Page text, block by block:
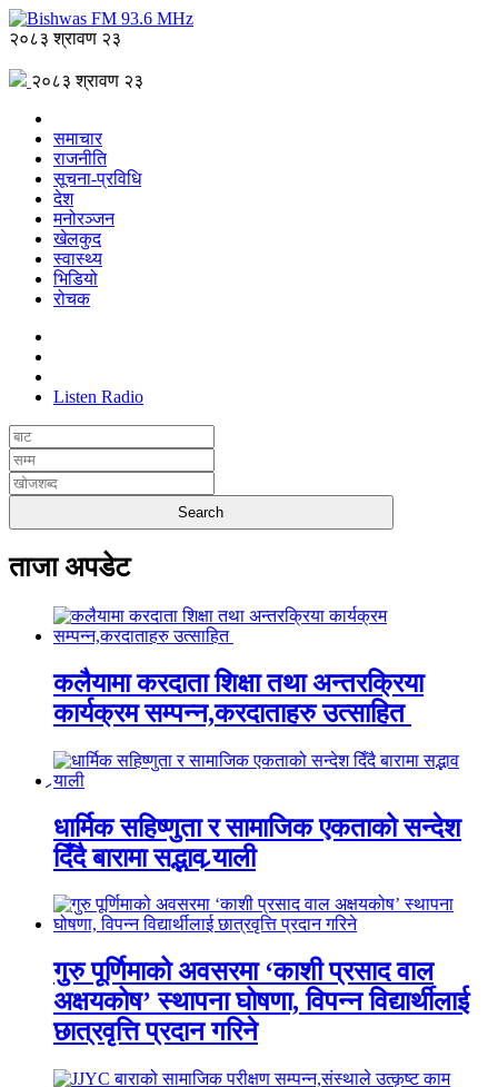
२०८३ श्रावण २३
२०८३ श्रावण २३
समाचार
राजनीति
सूचना-प्रविधि
देश
मनोरञ्जन
खेलकुद
स्वास्थ्य
भिडियो
रोचक
Listen Radio
ताजा अपडेट
कलैयामा करदाता शिक्षा तथा अन्तरक्रिया
कार्यक्रम सम्पन्न,करदाताहरु उत्साहित
धार्मिक सहिष्णुता र सामाजिक एकताको सन्देश
दिँदै बारामा सद्भाव र्‍याली
गुरु पूर्णिमाको अवसरमा ‘काशी प्रसाद वाल
अक्षयकोष’ स्थापना घोषणा, विपन्न विद्यार्थीलाई
छात्रवृत्ति प्रदान गरिने